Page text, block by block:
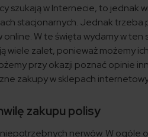
szukają w Internecie, to jednak
stacjonarnych. Jednak trzeba
W te święta wydamy w
wiele zalet, ponieważ możemy
przy okazji poznać opinie
zakupy w sklepach
zakupu polisy
nerwów. W ogóle